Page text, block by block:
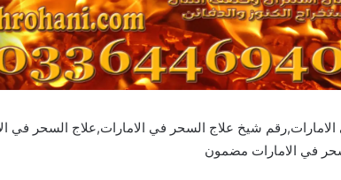
شيخ علاج السحر في الامارات,علاج السحر في
في الامارات مضمون